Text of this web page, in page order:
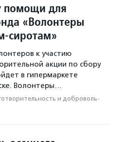
помощи для
«Волонтеры
сиротам»
к участию
акции по сбору
в гипермаркете
Волонтеры…
и доброволь­